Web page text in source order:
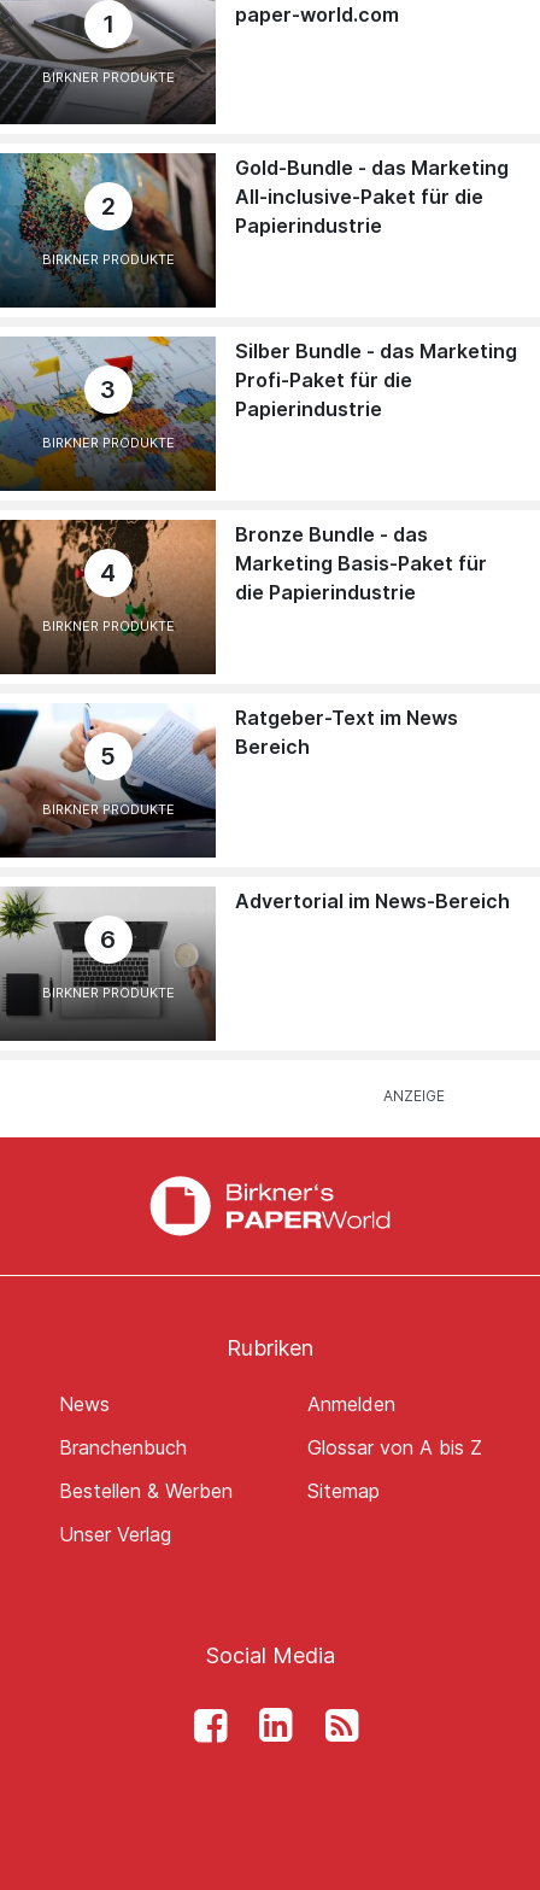
1
BIRKNER PRODUKTE
paper-world.com
2
BIRKNER PRODUKTE
Gold-Bundle - das Marketing
All-inclusive-Paket für die
Papierindustrie
3
BIRKNER PRODUKTE
Silber Bundle - das Marketing
Profi-Paket für die
Papierindustrie
4
BIRKNER PRODUKTE
Bronze Bundle - das
Marketing Basis-Paket für
die Papierindustrie
5
BIRKNER PRODUKTE
Ratgeber-Text im News
Bereich
6
BIRKNER PRODUKTE
Advertorial im News-Bereich
Rubriken
News
Branchenbuch
Bestellen & Werben
Unser Verlag
Anmelden
Glossar von A bis Z
Sitemap
Social Media